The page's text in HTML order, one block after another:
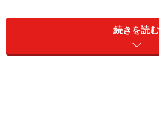
Q14：試着前の背中の毛やぶつ
Q15：試着日に生理が被ってし
続きを読む